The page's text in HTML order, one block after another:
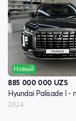
Новый
885 000 000 UZS
2024